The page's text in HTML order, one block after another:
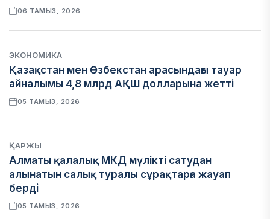
06 ТАМЫЗ, 2026
ЭКОНОМИКА
Қазақстан мен Өзбекстан арасындағы тауар
айналымы 4,8 млрд АҚШ долларына жетті
05 ТАМЫЗ, 2026
ҚАРЖЫ
Алматы қалалық МКД мүлікті сатудан
алынатын салық туралы сұрақтарға жауап
берді
05 ТАМЫЗ, 2026